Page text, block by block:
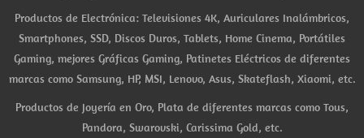
Productos de Electrónica: Televisiones 4K, Auriculares Inalámbricos,
Smartphones, SSD, Discos Duros, Tablets, Home Cinema, Portátiles
Gaming, mejores Gráficas Gaming, Patinetes Eléctricos de diferentes
marcas como Samsung, HP, MSI, Lenovo, Asus, Skateflash, Xiaomi, etc.
Productos de Joyería en Oro, Plata de diferentes marcas como Tous,
Pandora, Swarovski, Carissima Gold, etc.